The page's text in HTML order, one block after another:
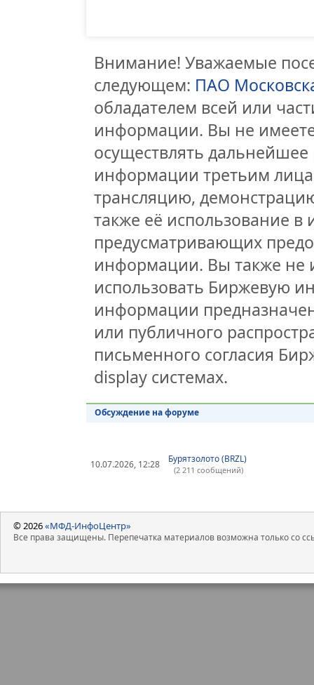
Внимание! Уважаемые
следующем: ПАО
обладателем всей или
информации. Вы не
осуществлять
информации третьим
трансляцию,
также её использование
предусматривающих
информации. Вы также не
использовать Биржевую
информации
или публичного
письменного согласия
display системах.
Обсуждение на форуме
10.07.2026, 12:28 Бурятзолото (BRZL)
(2 211 сообщений)
© 2026«МФД-ИнфоЦентр»
Все права защищены. Перепечатка материалов возможна только со